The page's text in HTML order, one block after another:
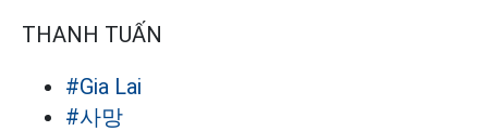
THANH TUẤN
#Gia Lai
#사망